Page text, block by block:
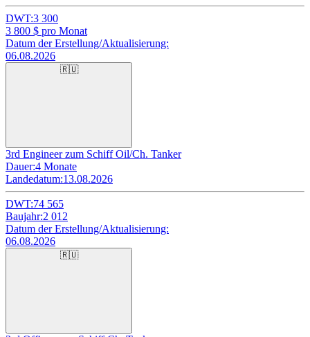
DWT:3 300
3 800 $ pro Monat
Datum der Erstellung/Aktualisierung:
06.08.2026
🇷🇺
3rd Engineer zum Schiff Oil/Ch. Tanker
Dauer:4 Monate
Landedatum:13.08.2026
DWT:74 565
Baujahr:2 012
Datum der Erstellung/Aktualisierung:
06.08.2026
🇷🇺